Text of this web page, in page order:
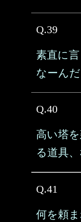
Q.39
素直に
なーんだ
Q.40
高い塔
る道具
Q.41
何を頼